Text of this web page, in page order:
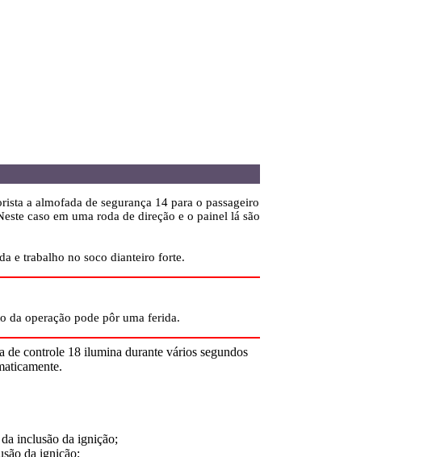
a almofada de segurança 14 para o passageiro
caso em uma roda de direção e o painel lá são
e trabalho no soco dianteiro forte.
da operação pode pôr uma ferida.
de controle 18 ilumina durante vários segundos
inclusão da ignição;
da ignição;